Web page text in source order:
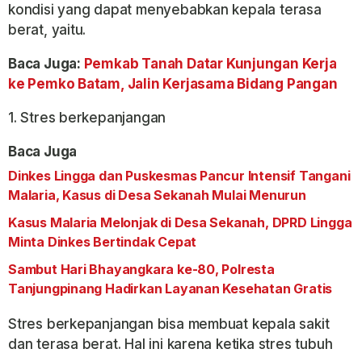
kondisi yang dapat menyebabkan kepala terasa
berat, yaitu.
Baca Juga: Pemkab Tanah Datar Kunjungan Kerja
ke Pemko Batam, Jalin Kerjasama Bidang Pangan
1. Stres berkepanjangan
Baca Juga
Dinkes Lingga dan Puskesmas Pancur Intensif Tangani
Malaria, Kasus di Desa Sekanah Mulai Menurun
Kasus Malaria Melonjak di Desa Sekanah, DPRD Lingga
Minta Dinkes Bertindak Cepat
Sambut Hari Bhayangkara ke-80, Polresta
Tanjungpinang Hadirkan Layanan Kesehatan Gratis
Stres berkepanjangan bisa membuat kepala sakit
dan terasa berat. Hal ini karena ketika stres tubuh